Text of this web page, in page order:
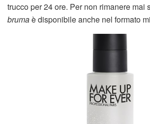
trucco per 24 ore. Per non rimanere mai
brumaè disponibile anche nel formato